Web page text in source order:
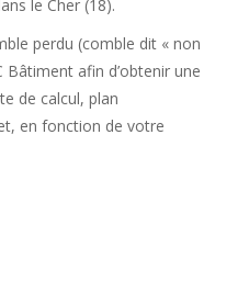
le Cher (18).
perdu (comble dit « non
Bâtiment afin d’obtenir une
de calcul, plan
en fonction de votre